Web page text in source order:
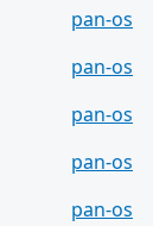
pan-os
pan-os
pan-os
pan-os
pan-os